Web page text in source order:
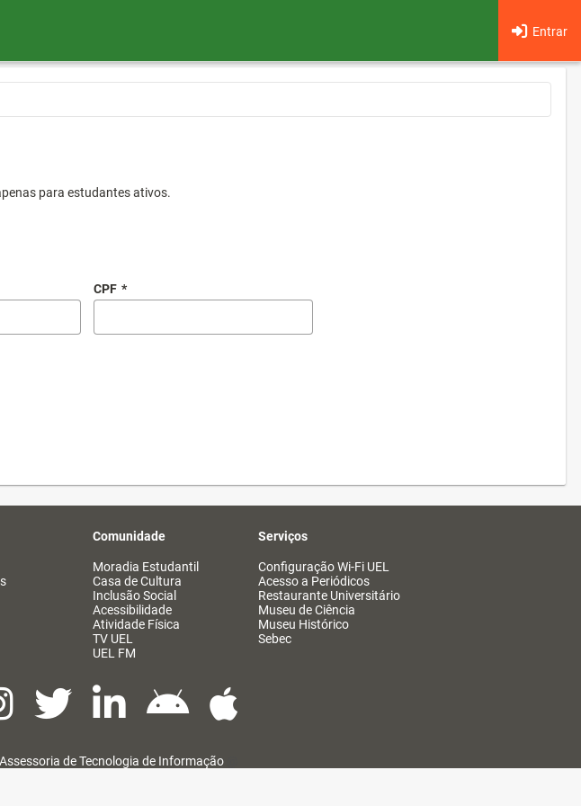
Entrar
para estudantes ativos.
CPF *
Comunidade
Moradia Estudantil
Casa de Cultura
Inclusão Social
Acessibilidade
Atividade Física
TV UEL
UEL FM
Serviços
Configuração Wi-Fi UEL
Acesso a Periódicos
Restaurante Universitário
Museu de Ciência
Museu Histórico
Sebec
Assessoria de Tecnologia de Informação